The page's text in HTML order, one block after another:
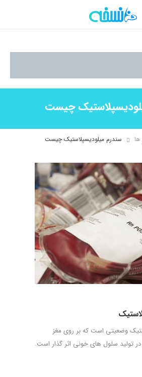
چیست
ها سندرم میلودیسپلاستیک چیست
وضعیتی است که بر روی مغز
تولید سلول های خونی اثر گذار است.